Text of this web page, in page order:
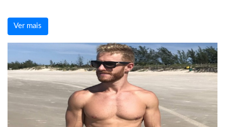
Ver mais